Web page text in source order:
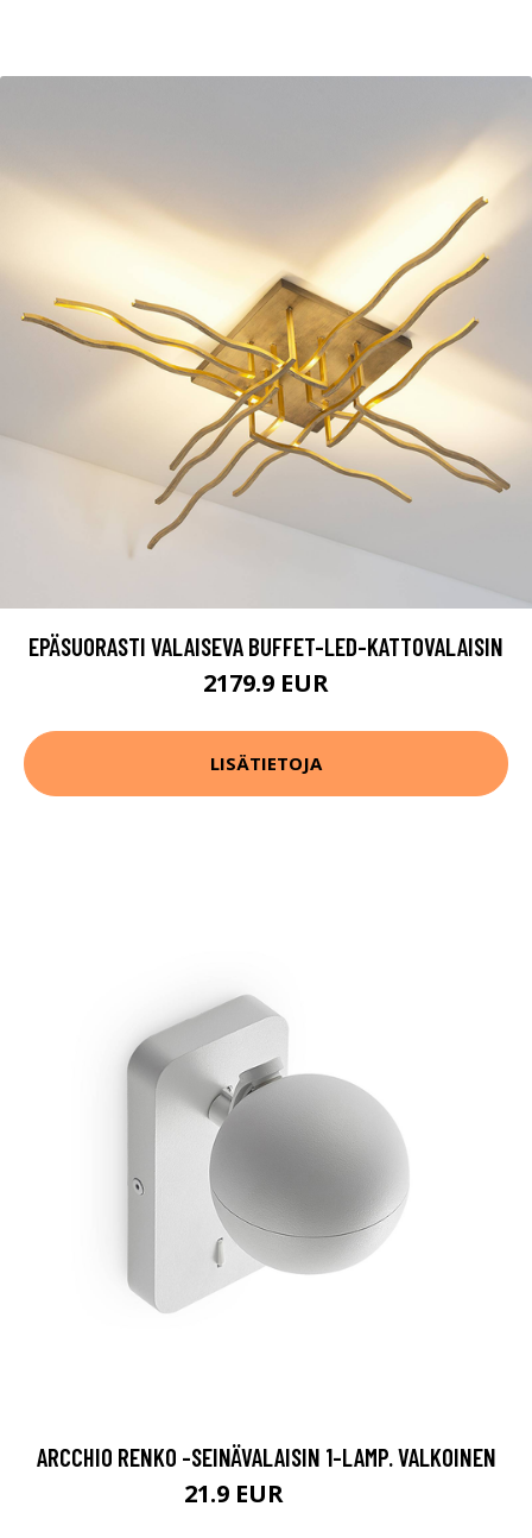
EPÄSUORASTI VALAISEVA BUFFET-LED-KATTOVALAISIN
2179.9 EUR
LISÄTIETOJA
ARCCHIO RENKO -SEINÄVALAISIN 1-LAMP. VALKOINEN
21.9 EUR